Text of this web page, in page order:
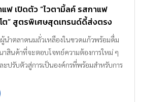
แฟ เปิดตัว “ไวตามิ้ลค์ รสกาแฟ
ต” สูตรพิเศษสุดเทรนด์ดี้ส่งตรง
นำตลาดนมถั่วเหลืองในขวดแก้วพร้อมดื่ม
สินค้าที่จะตอบโจทย์ความต้องการใหม่ ๆ
ปรับตัวสู่การเป็นองค์กรที่พร้อมสำหรับการ
กับการสรรหารสชาติใหม่ ๆ หรือ Limited